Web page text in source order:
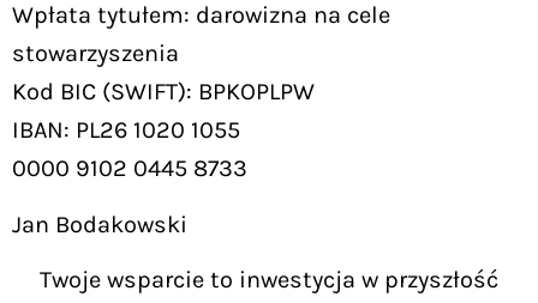
Wpłata tytułem: darowizna na cele
stowarzyszenia
Kod BIC (SWIFT): BPKOPLPW
IBAN: PL26 1020 1055
0000 9102 0445 8733
Jan Bodakowski
Twoje wsparcie to inwestycja w przyszłość